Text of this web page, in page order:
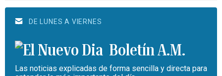
DE LUNES A VIERNES
Boletín A.M.
Las noticias explicadas de forma sencilla y directa para